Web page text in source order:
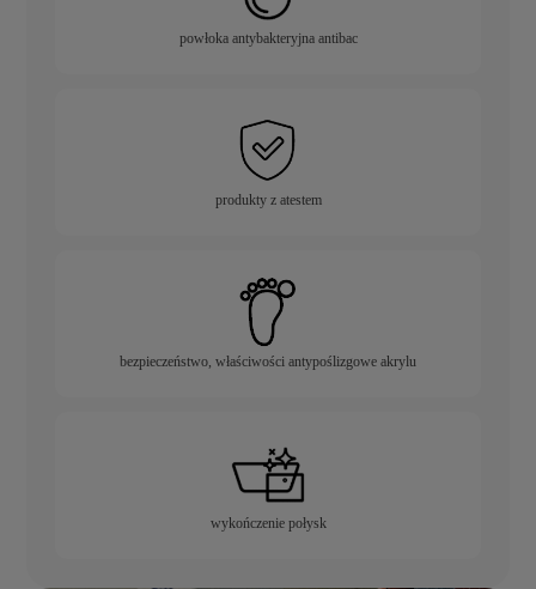
powłoka antybakteryjna antibac
produkty z atestem
bezpieczeństwo, właściwości antypoślizgowe akrylu
wykończenie połysk